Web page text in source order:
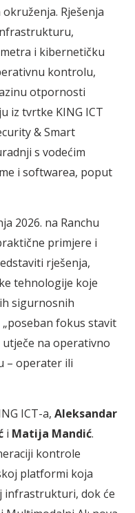
Rješenja
i kibernetičku
kontrolu,
otpornosti
iz tvrtke KING ICT
& Smart
s vodećim
i softwarea, poput
2026. na Ranchu
primjere i
rješenja,
tehnologije koje
sigurnosnih
fokus stavit
utječe na operativno
– operater ili
ICT-a, Aleksandar
i Matija Mandić.
kontrole
platformi koja
infrastrukturi, dok će